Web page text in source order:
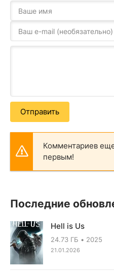
Отправить
Комментариев
первым!
Последние
Hell is Us
24.73 ГБ 2025
21.01.2026